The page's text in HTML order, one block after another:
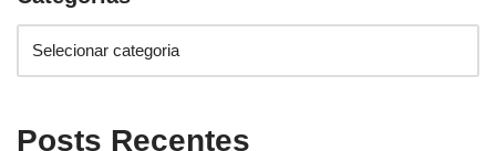
Posts Recentes